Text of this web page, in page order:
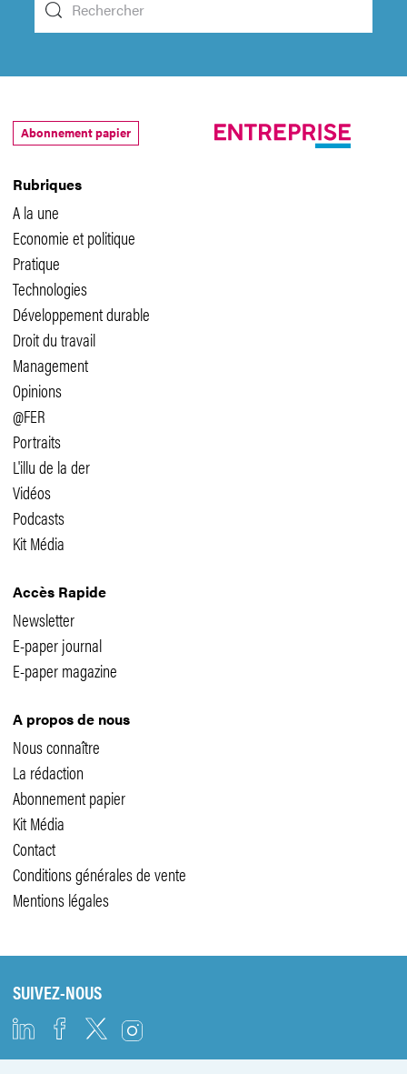
Rubriques
A la une
Economie et politique
Pratique
Technologies
Développement durable
Droit du travail
Management
Opinions
@FER
Portraits
L'illu de la der
Vidéos
Podcasts
Kit Média
Accès Rapide
Newsletter
E-paper journal
E-paper magazine
A propos de nous
Nous connaître
La rédaction
Abonnement papier
Kit Média
Contact
Conditions générales de vente
Mentions légales
Abonnement papier
SUIVEZ-NOUS